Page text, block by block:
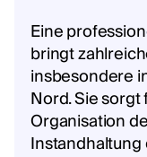
Eine
bringt
insbesondere
Nord. Sie
Organisation